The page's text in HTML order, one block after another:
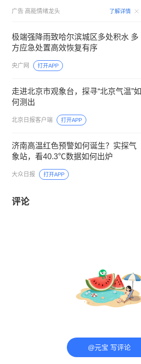
广告 高能情绪龙头 了解详情
极端强降雨致哈尔滨城区多处积水 多
方应急处置高效恢复有序
央广网 打开APP
走进北京市观象台，探寻“北京气温”如
何测出
北京日报客户端 打开APP
济南高温红色预警如何诞生？实探气
象站，看40.3℃数据如何出炉
大众日报 打开APP
评论
@元宝 写评论